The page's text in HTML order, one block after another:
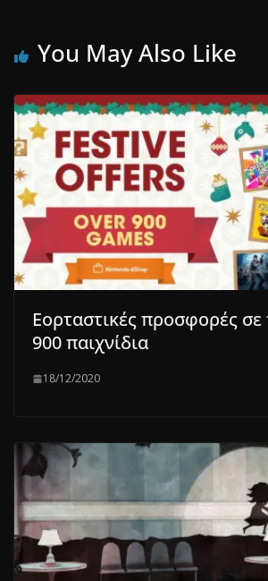
You May Also Like
Εορταστικές προσφορές
900 παιχνίδια
18/12/2020